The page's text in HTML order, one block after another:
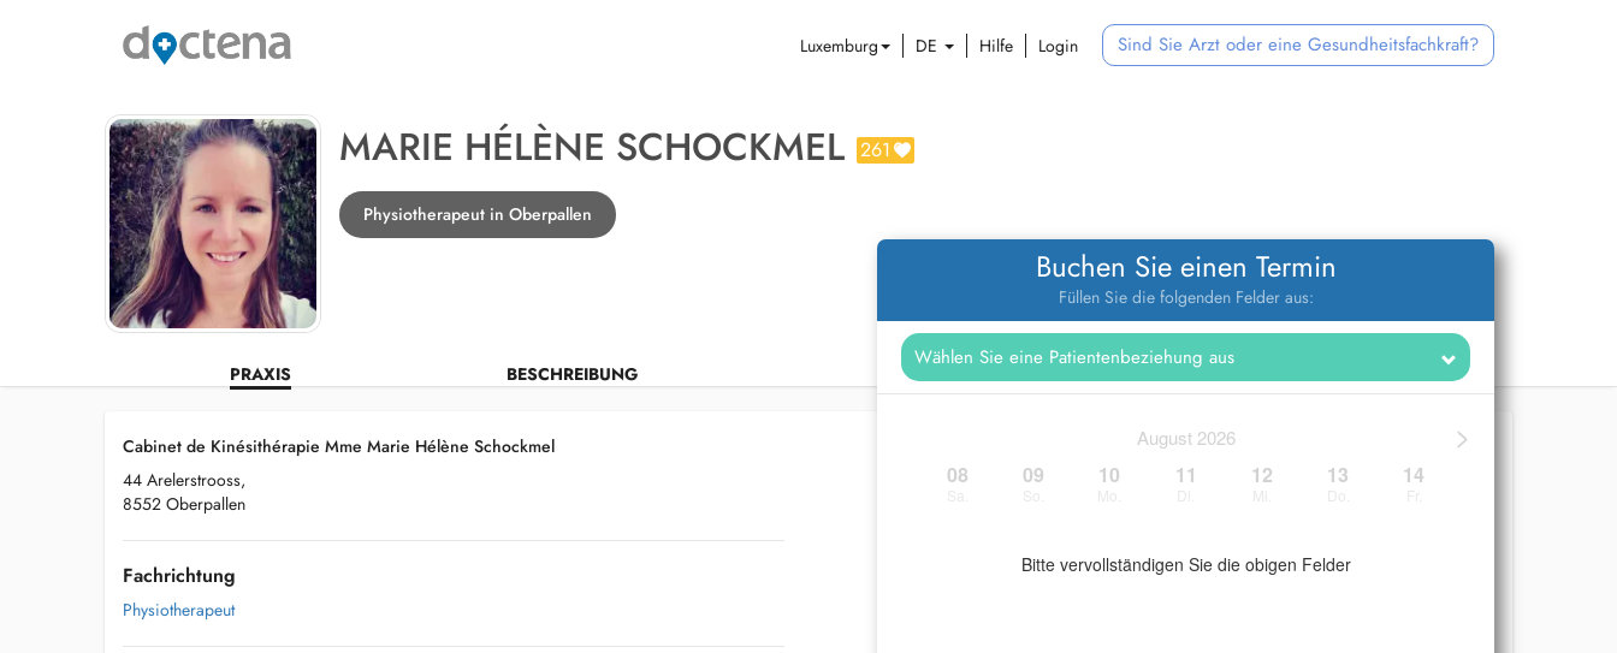
Luxemburg DE Hilfe Login Sind Sie Arzt oder eine Gesundheitsfachkraft?
MARIE HÉLÈNE SCHOCKMEL 261
Physiotherapeut in Oberpallen
PRAXIS BESCHREIBUNG
Buchen Sie einen Termin
Füllen Sie die folgenden Felder aus:
>
August 2026
08 09 10 11 12 13 14
Bitte vervollständigen Sie die obigen Felder
Cabinet de Kinésithérapie Mme Marie Hélène Schockmel
44 Arelerstrooss,
8552 Oberpallen
Fachrichtung
Physiotherapeut